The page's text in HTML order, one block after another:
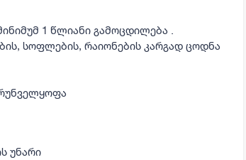
1 წლიანი გამოცდილება .
სოფლების, რაიონების კარგად ცოდნა
უნარი